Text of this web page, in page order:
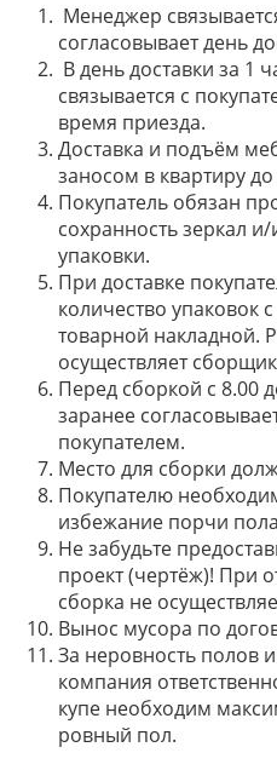
Менеджер
согласовывает день
В день доставки за 1
связывается с
время приезда.
Доставка и подъём
заносом в квартиру
Покупатель обязан
сохранность зеркал
упаковки.
При доставке
количество упаковок
товарной накладной.
осуществляет
Перед сборкой с 8.00
заранее
покупателем.
Место для сборки
Покупателю
избежание порчи
Не забудьте
проект (чертёж)! При
сборка не
Вынос мусора по
За неровность полов
компания
купе необходим
ровный пол.